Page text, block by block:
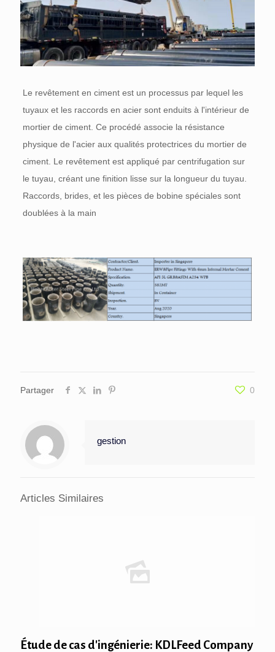
Le revêtement en ciment est un processus par lequel les
tuyaux et les raccords en acier sont enduits à l'intérieur de
mortier de ciment. Ce procédé associe la résistance
physique de l'acier aux qualités protectrices du mortier de
ciment. Le revêtement est appliqué par centrifugation sur
le tuyau, créant une finition lisse sur la longueur du tuyau.
Raccords, brides, et les pièces de bobine spéciales sont
doublées à la main
Partager 0
gestion
Articles Similaires
Étude de cas d'ingénierie: KDLFeed Company